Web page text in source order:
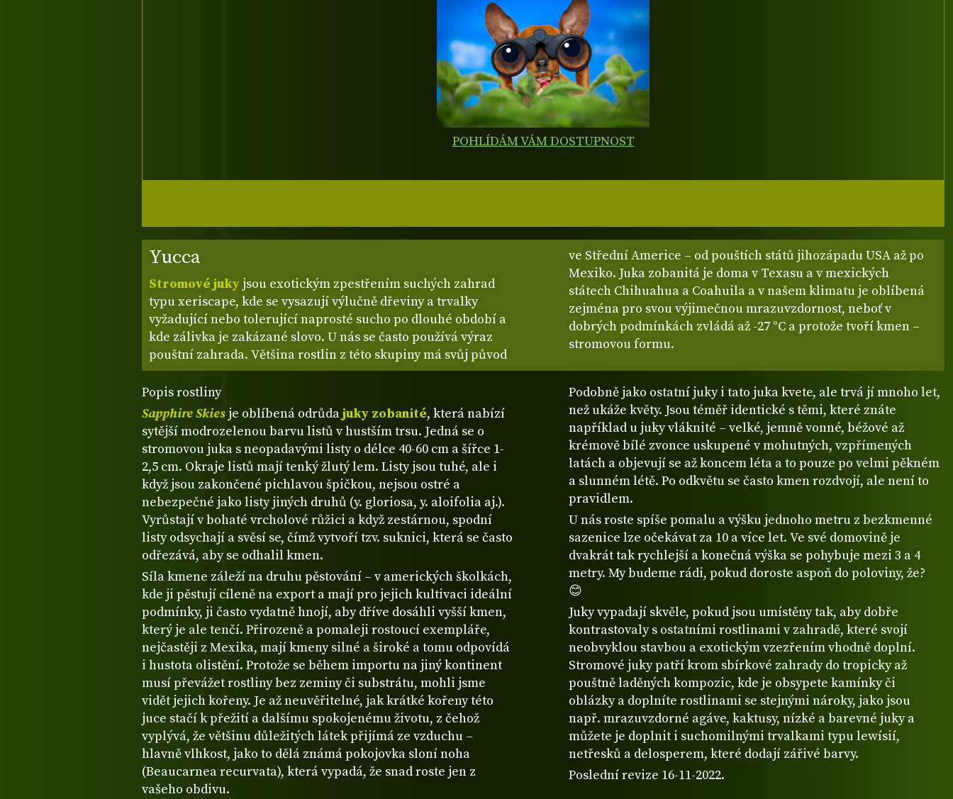
Yucca
Stromové juky jsou exotickým zpestřením suchých zahrad
typu xeriscape, kde se vysazují výlučně dřeviny a trvalky
vyžadující nebo tolerující naprosté sucho po dlouhé období a
kde zálivka je zakázané slovo. U nás se často používá výraz
pouštní zahrada. Většina rostlin z této skupiny má svůj původ
ve Střední Americe – od pouštích států jihozápadu USA až po
Mexiko. Juka zobanitá je doma v Texasu a v mexických
státech Chihuahua a Coahuila a v našem klimatu je oblíbená
zejména pro svou výjimečnou mrazuvzdornost, neboť v
dobrých podmínkách zvládá až -27 °C a protože tvoří kmen –
stromovou formu.
Popis rostliny
Sapphire Skies je oblíbená odrůdajuky zobanité, která nabízí
sytější modrozelenou barvu listů v hustším trsu. Jedná se o
stromovou juka s neopadavými listy o délce 40-60 cm a šířce 1-
2,5 cm. Okraje listů mají tenký žlutý lem. Listy jsou tuhé, ale i
když jsou zakončené pichlavou špičkou, nejsou ostré a
nebezpečné jako listy jiných druhů (y. gloriosa, y. aloifolia aj.).
Vyrůstají v bohaté vrcholové růžici a když zestárnou, spodní
listy odsychají a svěsí se, čímž vytvoří tzv. suknici, která se často
odřezává, aby se odhalil kmen.
Síla kmene záleží na druhu pěstování – v amerických školkách,
kde ji pěstují cíleně na export a mají pro jejich kultivaci ideální
podmínky, ji často vydatně hnojí, aby dříve dosáhli vyšší kmen,
který je ale tenčí. Přirozeně a pomaleji rostoucí exempláře,
nejčastěji z Mexika, mají kmeny silné a široké a tomu odpovídá
i hustota olistění. Protože se během importu na jiný kontinent
musí převážet rostliny bez zeminy či substrátu, mohli jsme
vidět jejich kořeny. Je až neuvěřitelné, jak krátké kořeny této
juce stačí k přežití a dalšímu spokojenému životu, z čehož
vyplývá, že většinu důležitých látek přijímá ze vzduchu –
hlavně vlhkost, jako to dělá známá pokojovka sloní noha
(Beaucarnea recurvata), která vypadá, že snad roste jen z
vašeho obdivu.
Podobně jako ostatní juky i tato juka kvete, ale trvá jí mnoho let,
než ukáže květy. Jsou téměř identické s těmi, které znáte
například u juky vláknité – velké, jemně vonné, béžové až
krémově bílé zvonce uskupené v mohutných, vzpřímených
latách a objevují se až koncem léta a to pouze po velmi pěkném
a slunném létě. Po odkvětu se často kmen rozdvojí, ale není to
pravidlem.
U nás roste spíše pomalu a výšku jednoho metru z bezkmenné
sazenice lze očekávat za 10 a více let. Ve své domovině je
dvakrát tak rychlejší a konečná výška se pohybuje mezi 3 a 4
metry. My budeme rádi, pokud doroste aspoň do poloviny, že?
😊
Juky vypadají skvěle, pokud jsou umístěny tak, aby dobře
kontrastovaly s ostatními rostlinami v zahradě, které svojí
neobvyklou stavbou a exotickým vzezřením vhodně doplní.
Stromové juky patří krom sbírkové zahrady do tropicky až
pouštně laděných kompozic, kde je obsypete kamínky či
oblázky a doplníte rostlinami se stejnými nároky, jako jsou
např. mrazuvzdorné agáve, kaktusy, nízké a barevné juky a
můžete je doplnit i suchomilnými trvalkami typu lewísií,
netřesků a delosperem, které dodají zářivé barvy.
Poslední revize 16-11-2022.
POHLÍDÁM VÁM DOSTUPNOST